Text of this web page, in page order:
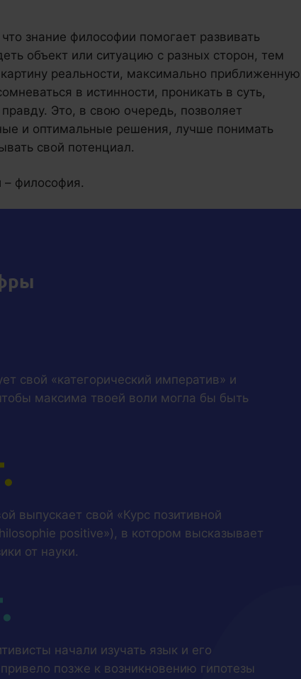
знание философии помогает развивать
объект или ситуацию с разных сторон, тем
реальности, максимально приближенную
в истинности, проникать в суть,
Это, в свою очередь, позволяет
и оптимальные решения, лучше понимать
свой потенциал.
– философия.
свой «категорический императив» и
максима твоей воли могла бы быть
выпускает свой «Курс позитивной
positive»), в котором высказывает
от науки.
начали изучать язык и его
позже к возникновению гипотезы